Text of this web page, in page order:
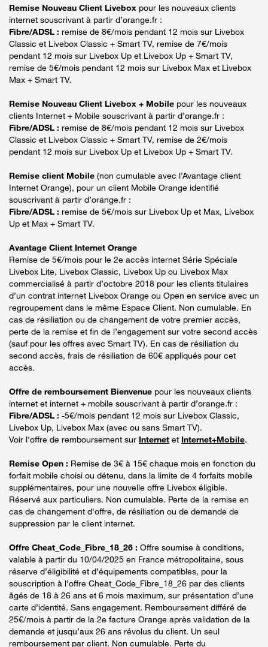
Remise Nouveau Client Livebox pour les nouveaux clients
internet souscrivant à partir d’orange.fr :
Fibre/ADSL : remise de 8€/mois pendant 12 mois sur Livebox
Classic et Livebox Classic + Smart TV, remise de 7€/mois
pendant 12 mois sur Livebox Up et Livebox Up + Smart TV,
remise de 5€/mois pendant 12 mois sur Livebox Max et Livebox
Max + Smart TV.
Remise Nouveau Client Livebox + Mobile pour les nouveaux
clients Internet + Mobile souscrivant à partir d’orange.fr :
Fibre/ADSL : remise de 8€/mois pendant 12 mois sur Livebox
Classic et Livebox Classic + Smart TV, remise de 2€/mois
pendant 12 mois sur Livebox Up et Livebox Up + Smart TV.
Remise client Mobile (non cumulable avec l’Avantage client
Internet Orange), pour un client Mobile Orange identifié
souscrivant à partir d’orange.fr :
Fibre/ADSL : remise de 5€/mois sur Livebox Up et Max, Livebox
Up et Max + Smart TV.
Avantage Client Internet Orange
Remise de 5€/mois pour le 2e accès internet Série Spéciale
Livebox Lite, Livebox Classic, Livebox Up ou Livebox Max
commercialisé à partir d’octobre 2018 pour les clients titulaires
d’un contrat internet Livebox Orange ou Open en service avec un
regroupement dans le même Espace Client. Non cumulable. En
cas de résiliation ou de changement de votre premier accès,
perte de la remise et fin de l’engagement sur votre second accès
(sauf pour les offres avec Smart TV). En cas de résiliation du
second accès, frais de résiliation de 60€ appliqués pour cet
accès.
Offre de remboursement Bienvenue pour les nouveaux clients
internet et internet + mobile souscrivant à partir d’orange.fr :
Fibre/ADSL : -5€/mois pendant 12 mois sur Livebox Classic,
Livebox Up, Livebox Max (avec ou sans Smart TV).
Voir l'offre de remboursement sur Internet et Internet+Mobile.
Remise Open : Remise de 3€ à 15€ chaque mois en fonction du
forfait mobile choisi ou détenu, dans la limite de 4 forfaits mobile
supplémentaires, pour une nouvelle offre Livebox éligible.
Réservé aux particuliers. Non cumulable. Perte de la remise en
cas de changement d'offre, de résiliation ou de demande de
suppression par le client internet.
Offre Cheat_Code_Fibre_18_26 : Offre soumise à conditions,
valable à partir du 10/04/2025 en France métropolitaine, sous
réserve d’éligibilité et d’équipements compatibles, pour la
souscription à l’offre Cheat_Code_Fibre_18_26 par des clients
âgés de 18 à 26 ans et 6 mois maximum, sur présentation d’une
carte d’identité. Sans engagement. Remboursement différé de
25€/mois à partir de la 2e facture Orange après validation de la
demande et jusqu’aux 26 ans révolus du client. Un seul
remboursement par client. Non cumulable. Perte du